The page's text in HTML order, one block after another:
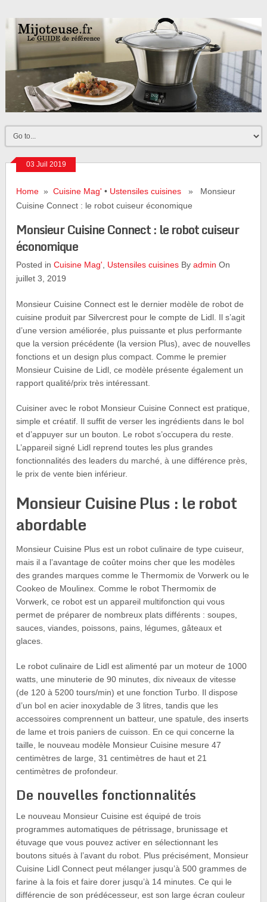
03 Juil 2019
Home »Cuisine Mag' • Ustensiles cuisines » Monsieur
Cuisine Connect : le robot cuiseur économique
Monsieur Cuisine Connect : le robot cuiseur
économique
Posted inCuisine Mag' Ustensiles cuisines Byadmin On
juillet 3, 2019
Monsieur Cuisine Connect est le dernier modèle de robot de
cuisine produit par Silvercrest pour le compte de Lidl. Il s’agit
d’une version améliorée, plus puissante et plus performante
que la version précédente (la version Plus), avec de nouvelles
fonctions et un design plus compact. Comme le premier
Monsieur Cuisine de Lidl, ce modèle présente également un
rapport qualité/prix très intéressant.
Cuisiner avec le robot Monsieur Cuisine Connect est pratique,
simple et créatif. Il suffit de verser les ingrédients dans le bol
et d’appuyer sur un bouton. Le robot s’occupera du reste.
L’appareil signé Lidl reprend toutes les plus grandes
fonctionnalités des leaders du marché, à une différence près,
le prix de vente bien inférieur.
Monsieur Cuisine Plus : le robot
abordable
Monsieur Cuisine Plus est un robot culinaire de type cuiseur,
mais il a l’avantage de coûter moins cher que les modèles
des grandes marques comme le Thermomix de Vorwerk ou le
Cookeo de Moulinex. Comme le robot Thermomix de
Vorwerk, ce robot est un appareil multifonction qui vous
permet de préparer de nombreux plats différents : soupes,
sauces, viandes, poissons, pains, légumes, gâteaux et
glaces.
Le robot culinaire de Lidl est alimenté par un moteur de 1000
watts, une minuterie de 90 minutes, dix niveaux de vitesse
(de 120 à 5200 tours/min) et une fonction Turbo. Il dispose
d’un bol en acier inoxydable de 3 litres, tandis que les
accessoires comprennent un batteur, une spatule, des inserts
de lame et trois paniers de cuisson. En ce qui concerne la
taille, le nouveau modèle Monsieur Cuisine mesure 47
centimètres de large, 31 centimètres de haut et 21
centimètres de profondeur.
De nouvelles fonctionnalités
Le nouveau Monsieur Cuisine est équipé de trois
programmes automatiques de pétrissage, brunissage et
étuvage que vous pouvez activer en sélectionnant les
boutons situés à l’avant du robot. Plus précisément, Monsieur
Cuisine Lidl Connect peut mélanger jusqu’à 500 grammes de
farine à la fois et faire dorer jusqu’à 14 minutes. Ce qui le
différencie de son prédécesseur, est son large écran couleur